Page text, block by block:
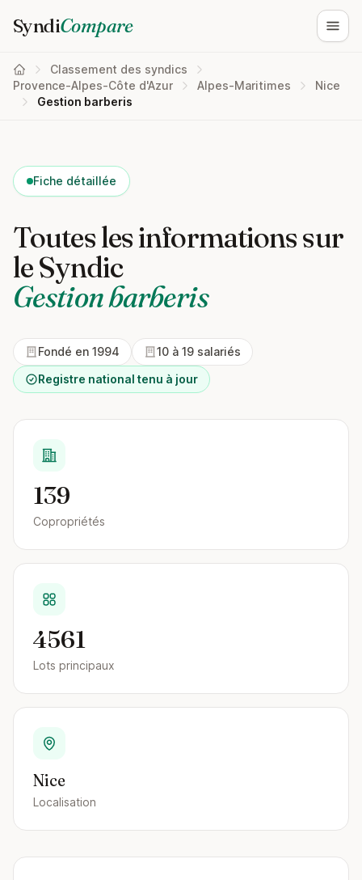
SyndiCompare
Classement des syndics
Provence-Alpes-Côte d'Azur
Alpes-Maritimes
Nice
Gestion barberis
Fiche détaillée
Toutes les informations sur
le Syndic
Gestion barberis
Fondé en 1994
10 à 19 salariés
Registre national tenu à jour
139
Copropriétés
4561
Lots principaux
Nice
Localisation